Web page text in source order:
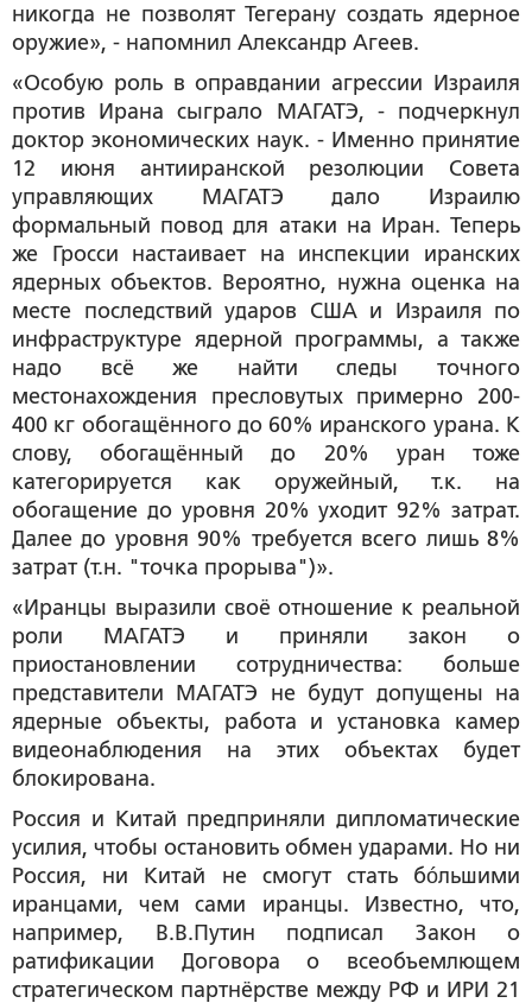
никогда не позволят Тегерану создать ядерное
оружие», - напомнил Александр Агеев.
«Особую роль в оправдании агрессии Израиля
против Ирана сыграло МАГАТЭ, - подчеркнул
доктор экономических наук. - Именно принятие
12 июня антииранской резолюции Совета
управляющих МАГАТЭ дало Израилю
формальный повод для атаки на Иран. Теперь
же Гросси настаивает на инспекции иранских
ядерных объектов. Вероятно, нужна оценка на
месте последствий ударов США и Израиля по
инфраструктуре ядерной программы, а также
надо всё же найти следы точного
местонахождения пресловутых примерно 200-
400 кг обогащённого до 60% иранского урана. К
слову, обогащённый до 20% уран тоже
категорируется как оружейный, т.к. на
обогащение до уровня 20% уходит 92% затрат.
Далее до уровня 90% требуется всего лишь 8%
затрат (т.н. "точка прорыва")».
«Иранцы выразили своё отношение к реальной
роли МАГАТЭ и приняли закон о
приостановлении сотрудничества: больше
представители МАГАТЭ не будут допущены на
ядерные объекты, работа и установка камер
видеонаблюдения на этих объектах будет
блокирована.
Россия и Китай предприняли дипломатические
усилия, чтобы остановить обмен ударами. Но ни
Россия, ни Китай не смогут стать бóльшими
иранцами, чем сами иранцы. Известно, что,
например, В.В.Путин подписал Закон о
ратификации Договора о всеобъемлющем
стратегическом партнёрстве между РФ и ИРИ 21